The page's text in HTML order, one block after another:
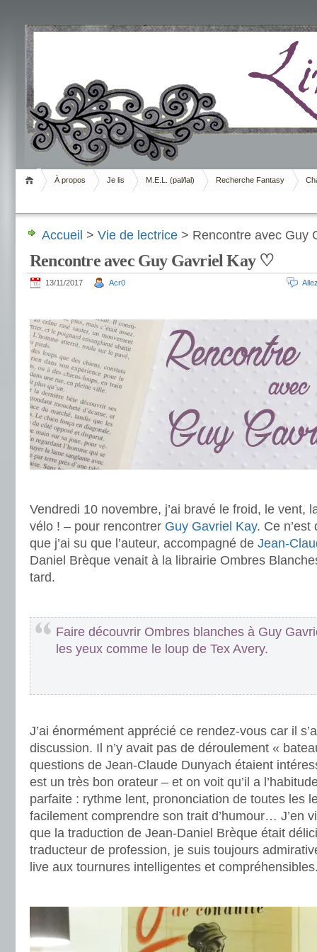
Livrement
À propos Je lis M.E.L. (pal/lal) Recherche Fantasy
Accueil > Vie de lectrice > Rencontre avec Guy
Rencontre avec Guy Gavriel Kay ♡
13/11/2017 Acr0
Vendredi 10 novembre, j’ai bravé le froid, le vent,
vélo ! – pour rencontrer Guy Gavriel Kay. Ce n’est
que j’ai su que l’auteur, accompagné de Jean-
Daniel Brèque venait à la librairie Ombres
tard.
Faire découvrir Ombres blanches à Guy
les yeux comme le loup de Tex Avery.
J’ai énormément apprécié ce rendez-vous car il
discussion. Il n’y avait pas de déroulement «
questions de Jean-Claude Dunyach étaient
est un très bon orateur – et on voit qu’il a
parfaite : rythme lent, prononciation de toutes les
facilement comprendre son trait d’humour… J’en
que la traduction de Jean-Daniel Brèque était
traducteur de profession, je suis toujours
live aux tournures intelligentes et